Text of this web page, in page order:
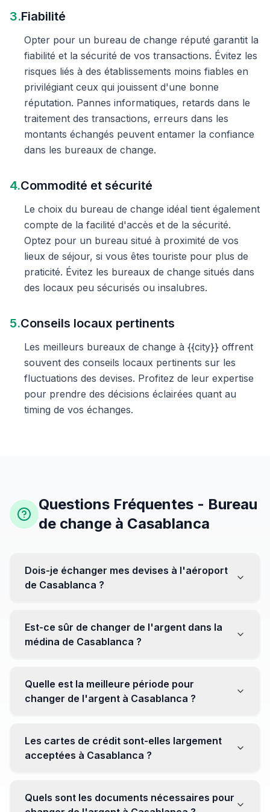
3.Fiabilité
Opter pour un bureau de change réputé garantit la
fiabilité et la sécurité de vos transactions. Évitez les
risques liés à des établissements moins fiables en
privilégiant ceux qui jouissent d'une bonne
réputation. Pannes informatiques, retards dans le
traitement des transactions, erreurs dans les
montants échangés peuvent entamer la confiance
dans les bureaux de change.
4.Commodité et sécurité
Le choix du bureau de change idéal tient également
compte de la facilité d'accès et de la sécurité.
Optez pour un bureau situé à proximité de vos
lieux de séjour, si vous êtes touriste pour plus de
praticité. Évitez les bureaux de change situés dans
des locaux peu sécurisés ou insalubres.
5.Conseils locaux pertinents
Les meilleurs bureaux de change à {{city}} offrent
souvent des conseils locaux pertinents sur les
fluctuations des devises. Profitez de leur expertise
pour prendre des décisions éclairées quant au
timing de vos échanges.
Questions Fréquentes - Bureau
de change à Casablanca
Dois-je échanger mes devises à l'aéroport
de Casablanca ?
être moins avantageux. Orientez-vous plutôt vers les
bureaux de change en ville pour obtenir de meilleurs
Est-ce sûr de changer de l'argent dans la
médina de Casablanca ?
établissements réputés pour éviter les surprises.
Quelle est la meilleure période pour
changer de l'argent à Casablanca ?
soyez attentif aux fluctuations pour maximiser la valeur
de vos devises.
Les cartes de crédit sont-elles largement
acceptées à Casablanca ?
Cependant, avoir un peu de monnaie locale peut être
Quels sont les documents nécessaires pour